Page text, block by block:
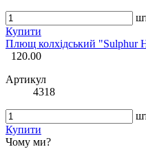
Купити
Плющ колхідський "Sulphur
120.00
Артикул
4318
Купити
Чому ми?